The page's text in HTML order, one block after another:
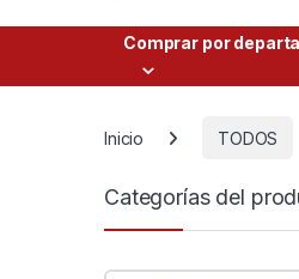
Comprar por
Inicio TODOS
Categorías del